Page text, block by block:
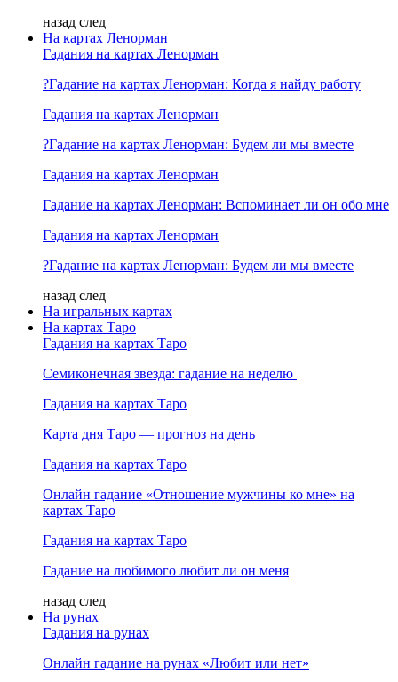
назад след
На картах Ленорман
Гадания на картах Ленорман
?Гадание на картах Ленорман: Когда я найду работу
Гадания на картах Ленорман
?Гадание на картах Ленорман: Будем ли мы вместе
Гадания на картах Ленорман
Гадание на картах Ленорман: Вспоминает ли он обо мне
Гадания на картах Ленорман
?Гадание на картах Ленорман: Будем ли мы вместе
назад след
На игральных картах
На картах Таро
Гадания на картах Таро
Семиконечная звезда: гадание на неделю
Гадания на картах Таро
Карта дня Таро — прогноз на день
Гадания на картах Таро
Онлайн гадание «Отношение мужчины ко мне» на
картах Таро
Гадания на картах Таро
Гадание на любимого любит ли он меня
назад след
На рунах
Гадания на рунах
Онлайн гадание на рунах «Любит или нет»